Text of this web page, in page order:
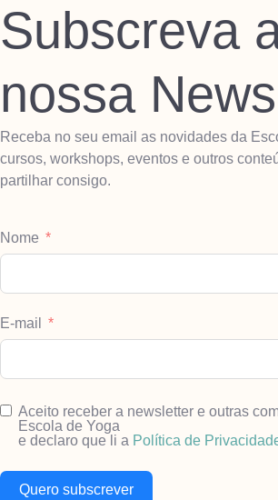
Subscreva
nossa
Receba no seu email as novidades da
cursos, workshops, eventos e outros
partilhar consigo.
Nome
E-mail
Aceito receber a newsletter e outras
Escola de Yoga
e declaro que li a Política de
Quero subscrever